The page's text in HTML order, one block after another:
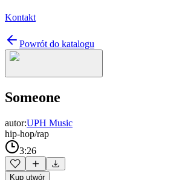
Kontakt
Powrót do katalogu
Someone
autor:UPH Music
hip-hop/rap
3:26
Kup utwór